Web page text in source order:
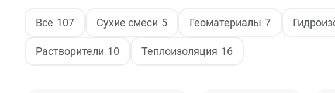
Все 107 Сухие смеси 5 Геоматериалы 7
Растворители 10 Теплоизоляция 16